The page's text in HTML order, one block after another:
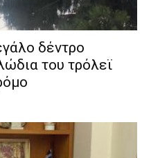
δέντρο
του τρόλεϊ